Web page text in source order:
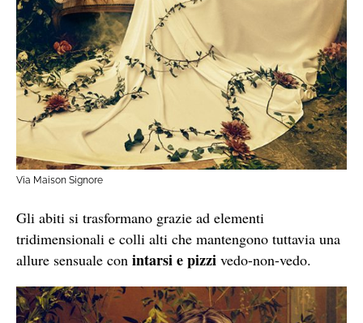
Via Maison Signore
Gli abiti si trasformano grazie ad elementi
tridimensionali e colli alti che mantengono tuttavia una
allure sensuale con intarsi e pizzi vedo-non-vedo.